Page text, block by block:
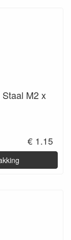
M2 x
€ 1.15